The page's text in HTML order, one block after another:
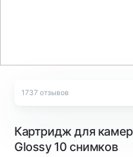
1737 отзывов
Картридж для
Glossy 10 снимков